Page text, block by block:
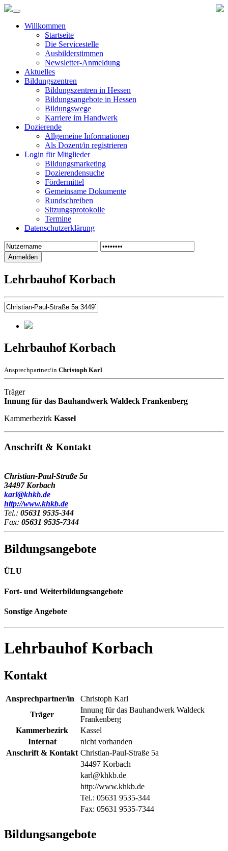
Willkommen
Startseite
Die Servicestelle
Ausbilderstimmen
Newsletter-Anmeldung
Aktuelles
Bildungszentren
Bildungszentren in Hessen
Bildungsangebote in Hessen
Bildungswege
Karriere im Handwerk
Dozierende
Allgemeine Informationen
Als Dozent/in registrieren
Login für Mitglieder
Bildungsmarketing
Dozierendensuche
Fördermittel
Gemeinsame Dokumente
Rundschreiben
Sitzungsprotokolle
Termine
Datenschutzerklärung
Lehrbauhof Korbach
Lehrbauhof Korbach
Ansprechpartner/in Christoph Karl
Träger
Innung für das Bauhandwerk Waldeck Frankenberg
Kammerbezirk Kassel
Anschrift & Kontakt
Christian-Paul-Straße 5a
34497 Korbach
karl@khkb.de
http://www.khkb.de
Tel.: 05631 9535-344
Fax: 05631 9535-7344
Bildungsangebote
ÜLU
Fort- und Weiterbildungsangebote
Sonstige Angebote
Lehrbauhof Korbach
Kontakt
Ansprechpartner/in
Christoph Karl
Träger
Innung für das Bauhandwerk Waldeck
Frankenberg
Kammerbezirk
Kassel
Internat
nicht vorhanden
Anschrift & Kontakt Christian-Paul-Straße 5a
34497 Korbach
karl@khkb.de
http://www.khkb.de
Tel.: 05631 9535-344
Fax: 05631 9535-7344
Bildungsangebote